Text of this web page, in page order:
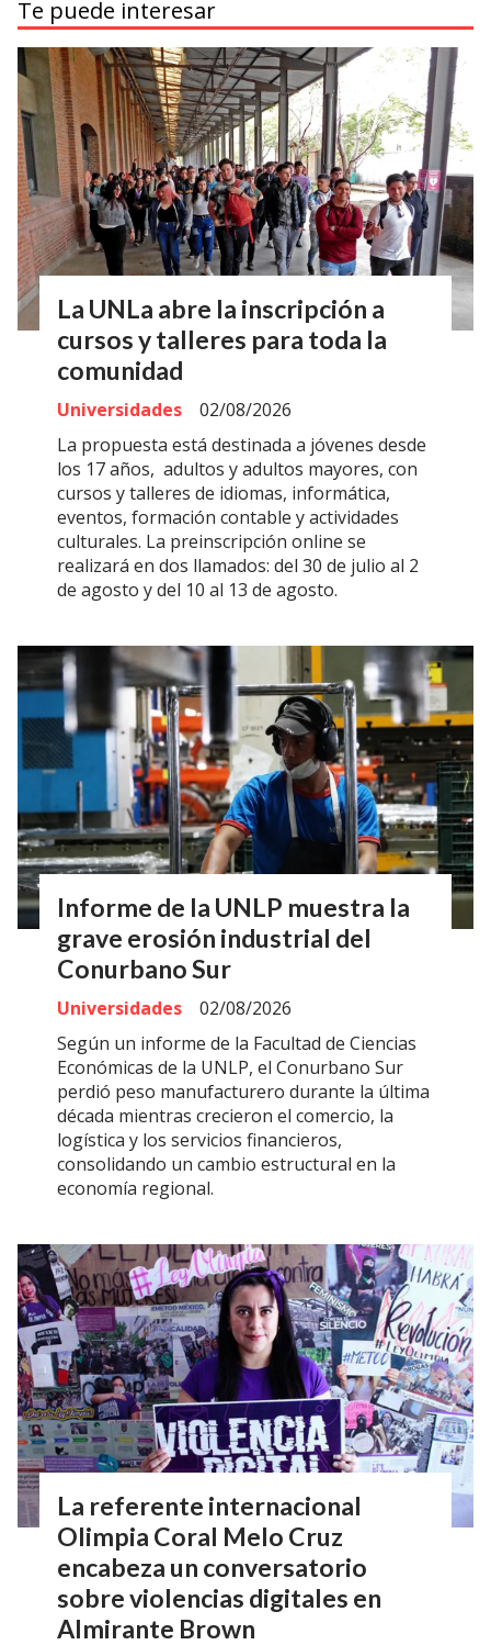
Te puede interesar
La UNLa abre la inscripción a
cursos y talleres para toda la
comunidad
Universidades
02/08/2026
La propuesta está destinada a jóvenes desde
los 17 años, adultos y adultos mayores, con
cursos y talleres de idiomas, informática,
eventos, formación contable y actividades
culturales. La preinscripción online se
realizará en dos llamados: del 30 de julio al 2
de agosto y del 10 al 13 de agosto.
Informe de la UNLP muestra la
grave erosión industrial del
Conurbano Sur
Universidades
02/08/2026
Según un informe de la Facultad de Ciencias
Económicas de la UNLP, el Conurbano Sur
perdió peso manufacturero durante la última
década mientras crecieron el comercio, la
logística y los servicios financieros,
consolidando un cambio estructural en la
economía regional.
La referente internacional
Olimpia Coral Melo Cruz
encabeza un conversatorio
sobre violencias digitales en
Almirante Brown